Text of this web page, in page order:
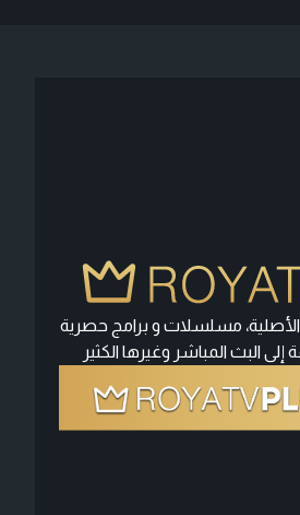
الأصلية، مسلسلات و برامج حصرية
البث المباشر وغيرها الكثير